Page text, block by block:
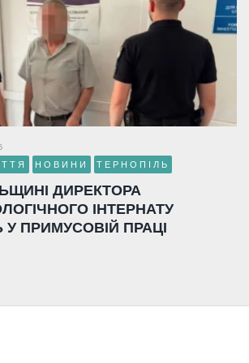
НОВИНИ ТЕРНОПІЛЬ
ДИРЕКТОРА
ІНТЕРНАТУ
ПРИМУСОВІЙ ПРАЦІ